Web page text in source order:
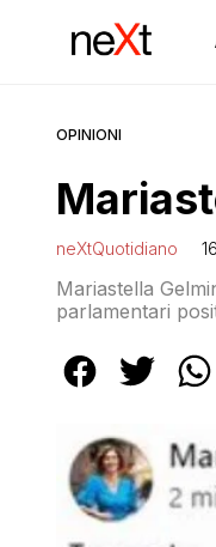
OPINIONI
neXtQuotidiano
Mariastella
parlamentari
io sono positiva